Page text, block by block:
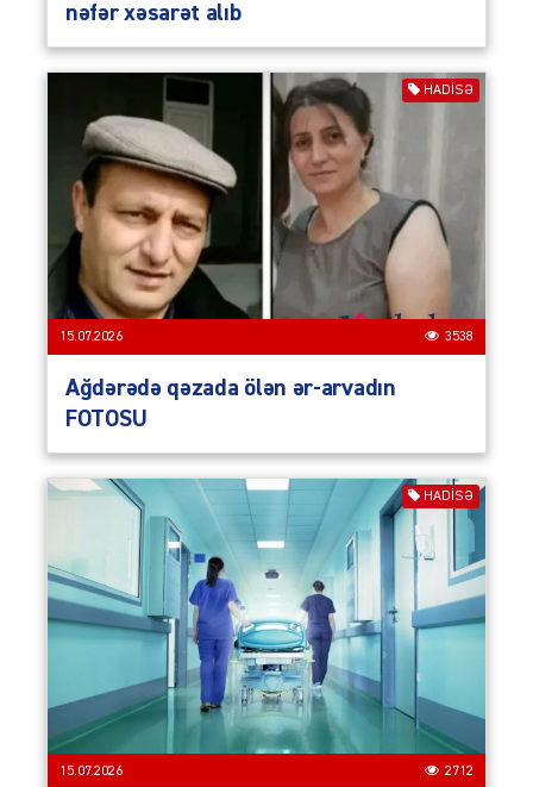
nəfər xəsarət alıb
HADISƏ
15.07.2026 3538
Ağdərədə qəzada ölən ər-arvadın
FOTOSU
HADISƏ
15.07.2026 2712